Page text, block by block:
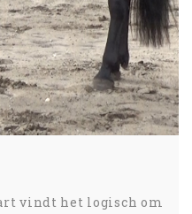
vindt het logisch om